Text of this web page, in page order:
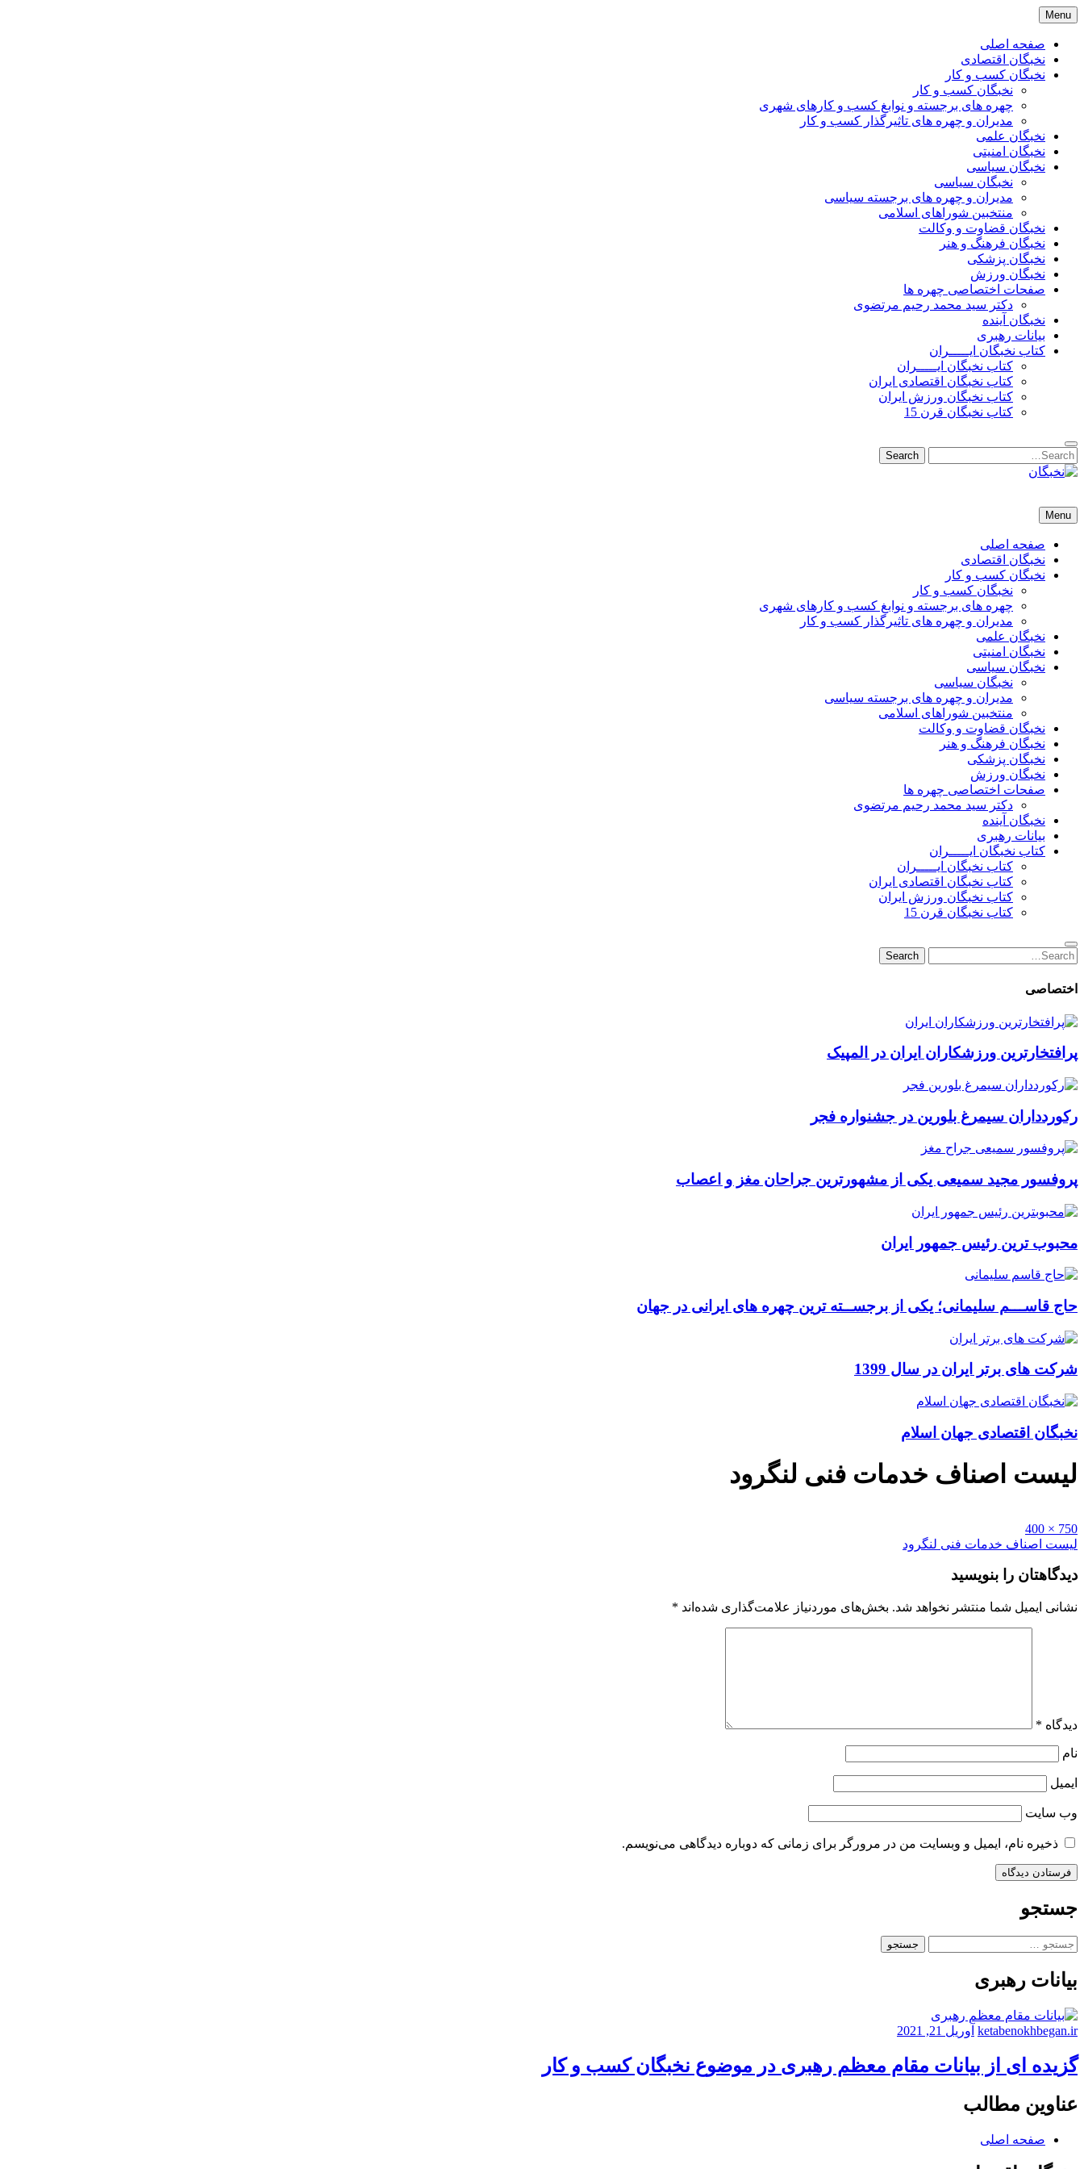
Skip
to
content
Menu
صفحه اصلی
نخبگان اقتصادی
نخبگان کسب و کار
نخبگان کسب و کار
چهره های برجسته و نوابغ کسب و کارهای شهری
مدیران و چهره های تاثیرگذار کسب و کار
نخبگان علمی
نخبگان امنیتی
نخبگان سیاسی
نخبگان سیاسی
مدیران و چهره های برجسته سیاسی
منتخبین شوراهای اسلامی
نخبگان قضاوت و وکالت
نخبگان فرهنگ و هنر
نخبگان پزشکی
نخبگان ورزش
صفحات اختصاصی چهره ها
دکتر سید محمد رحیم مرتضوی
نخبگان آینده
بیانات رهبری
کتاب نخبگان ایـــــران
کتاب نخبگان ایـــــران
کتاب نخبگان اقتصادی ایران
کتاب نخبگان ورزش ایران
کتاب نخبگان قرن 15
Search
for:
Search
نخبگان تایمز/ کتاب نخبگان + پورتال رسمی کتاب نخبگان ایران – کتاب نخبگان اقتصادی ایران – کتاب نخبگان قرن 15 – کتاب نخبگان ورزش ایران – کتاب نخبگان کسب و کار ایران – کتاب نخبگان ایران
Menu
صفحه اصلی
نخبگان اقتصادی
نخبگان کسب و کار
نخبگان کسب و کار
چهره های برجسته و نوابغ کسب و کارهای شهری
مدیران و چهره های تاثیرگذار کسب و کار
نخبگان علمی
نخبگان امنیتی
نخبگان سیاسی
نخبگان سیاسی
مدیران و چهره های برجسته سیاسی
منتخبین شوراهای اسلامی
نخبگان قضاوت و وکالت
نخبگان فرهنگ و هنر
نخبگان پزشکی
نخبگان ورزش
صفحات اختصاصی چهره ها
دکتر سید محمد رحیم مرتضوی
نخبگان آینده
بیانات رهبری
کتاب نخبگان ایـــــران
کتاب نخبگان ایـــــران
کتاب نخبگان اقتصادی ایران
کتاب نخبگان ورزش ایران
کتاب نخبگان قرن 15
Search
for:
Search
اختصاصی
پرافتخارترین ورزشکاران ایران در المپیک
رکوردداران سیمرغ بلورین در جشنواره فجر
پروفسور مجید سمیعی یکی از مشهورترین جراحان مغز و اعصاب
محبوب ترین رئیس جمهور ایران
حاج قاســـم سلیمانی؛ یکی از برجســته ترین چهره های ایرانی در جهان
شرکت های برتر ایران در سال 1399
نخبگان اقتصادی جهان اسلام
لیست اصناف خدمات فنی لنگرود
Full
size
750 × 400
راهبری
نوشته
لیست اصناف خدمات فنی لنگرود
دیدگاهتان را بنویسید
نشانی ایمیل شما منتشر نخواهد شد. بخش‌های موردنیاز علامت‌گذاری شده‌اند *
دیدگاه *
نام
ایمیل
وب‌ سایت
ذخیره نام، ایمیل و وبسایت من در مرورگر برای زمانی که دوباره دیدگاهی می‌نویسم.
جستجو
جستجو
بیانات رهبری
ketabenokhbegan.ir آوریل 21, 2021
گزیده ای از بیانات مقام معظم رهبری در موضوع نخبگان کسب و کار
عناوین مطالب
صفحه اصلی